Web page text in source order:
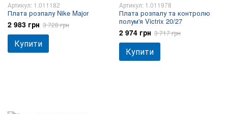
Артикул: 1.011182
Плата розпалу Nike Major
2 983 грн 3 728 грн
Купити
Артикул: 1.011978
Плата розпалу та контролю
полум'я Victrix 20/27
2 974 грн 3 717 грн
Купити